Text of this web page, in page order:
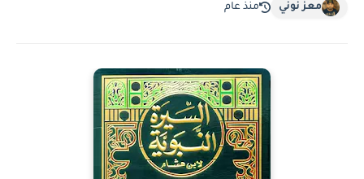
معزّ نوني منذ عام